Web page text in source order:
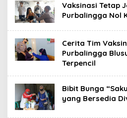
Vaksinasi Tetap
Purbalingga Nol
Cerita Tim
Purbalingga
Terpencil
Bibit Bunga
yang Bersedia